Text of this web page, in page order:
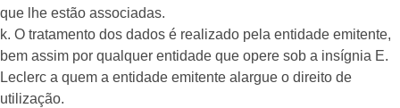
que lhe estão associadas.
k. O tratamento dos dados é realizado pela entidade emitente,
bem assim por qualquer entidade que opere sob a insígnia E.
Leclerc a quem a entidade emitente alargue o direito de
utilização.